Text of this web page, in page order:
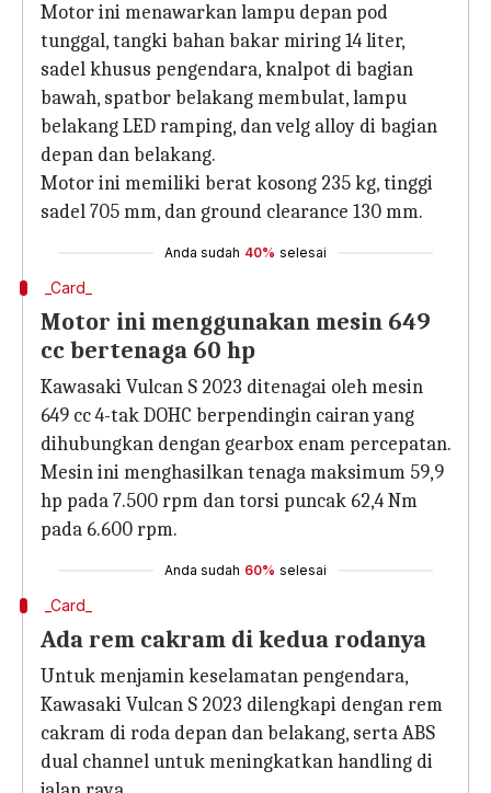
Motor ini menawarkan lampu depan pod
tunggal, tangki bahan bakar miring 14 liter,
sadel khusus pengendara, knalpot di bagian
bawah, spatbor belakang membulat, lampu
belakang LED ramping, dan velg alloy di bagian
depan dan belakang.
Motor ini memiliki berat kosong 235 kg, tinggi
sadel 705 mm, dan ground clearance 130 mm.
Anda sudah 40% selesai
_Card_
Motor ini menggunakan mesin 649
cc bertenaga 60 hp
Kawasaki Vulcan S 2023 ditenagai oleh mesin
649 cc 4-tak DOHC berpendingin cairan yang
dihubungkan dengan gearbox enam percepatan.
Mesin ini menghasilkan tenaga maksimum 59,9
hp pada 7.500 rpm dan torsi puncak 62,4 Nm
pada 6.600 rpm.
Anda sudah 60% selesai
_Card_
Ada rem cakram di kedua rodanya
Untuk menjamin keselamatan pengendara,
Kawasaki Vulcan S 2023 dilengkapi dengan rem
cakram di roda depan dan belakang, serta ABS
dual channel untuk meningkatkan handling di